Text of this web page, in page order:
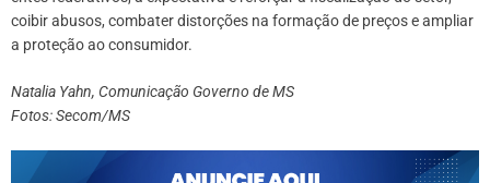
coibir abusos, combater distorções na formação de preços e ampliar
a proteção ao consumidor.
Natalia Yahn, Comunicação Governo de MS
Fotos: Secom/MS